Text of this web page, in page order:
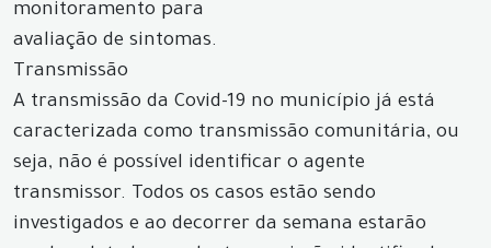
monitoramento para
avaliação de sintomas.
Transmissão
A transmissão da Covid-19 no município já está
caracterizada como transmissão comunitária, ou
seja, não é possível identificar o agente
transmissor. Todos os casos estão sendo
investigados e ao decorrer da semana estarão